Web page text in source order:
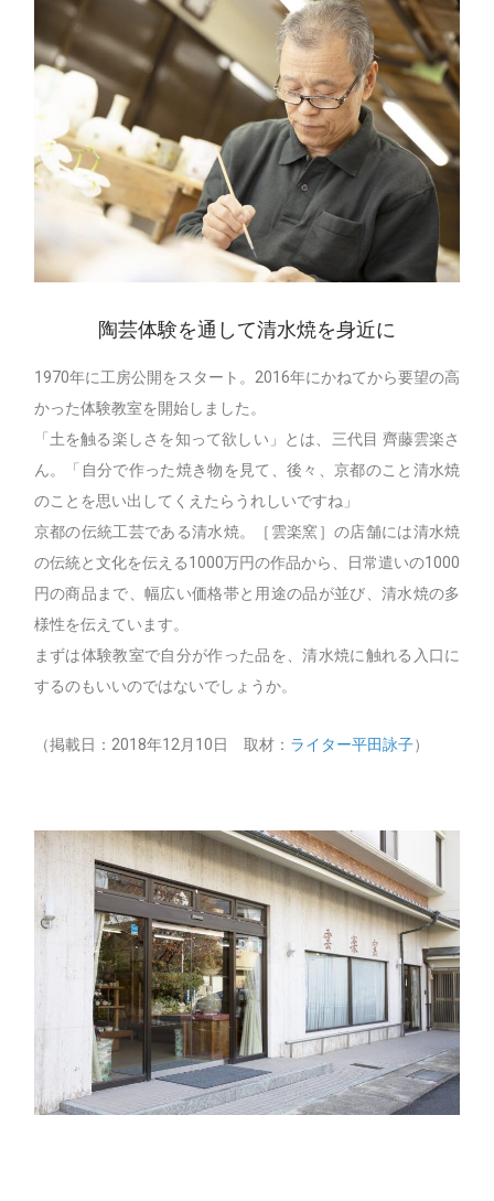
陶芸体験を通して清水焼を身近に
1970年に工房公開をスタート。2016年にかねてから要望の高
かった体験教室を開始しました。
「土を触る楽しさを知って欲しい」とは、三代目 齊藤雲楽さ
ん。「自分で作った焼き物を見て、後々、京都のこと清水焼
のことを思い出してくえたらうれしいですね」
京都の伝統工芸である清水焼。［雲楽窯］の店舗には清水焼
の伝統と文化を伝える1000万円の作品から、日常遣いの1000
円の商品まで、幅広い価格帯と用途の品が並び、清水焼の多
様性を伝えています。
まずは体験教室で自分が作った品を、清水焼に触れる入口に
するのもいいのではないでしょうか。
（掲載日：2018年12月10日 取材： ライター平田詠子）